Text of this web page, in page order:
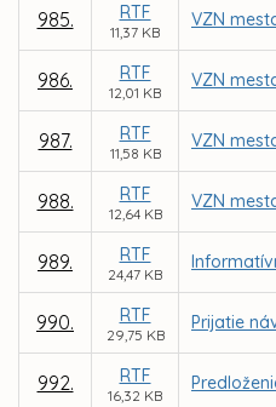
985. RTF
11,37 KB
VZN
986. RTF
12,01 KB
VZN
987. RTF
11,58 KB
VZN
988. RTF
12,64 KB
VZN
989. RTF
24,47 KB
990. RTF
29,75 KB
Prijatie
992. RTF
16,32 KB